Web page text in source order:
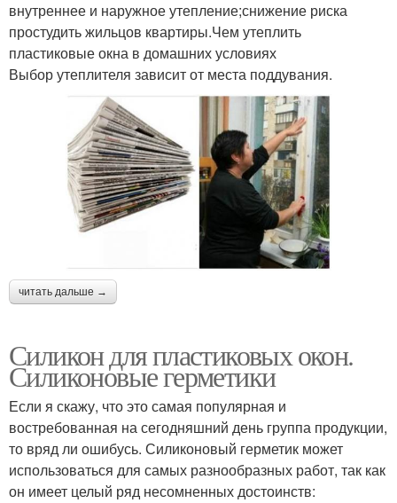
внутреннее и наружное утепление;снижение риска
простудить жильцов квартиры.Чем утеплить
пластиковые окна в домашних условиях
Выбор утеплителя зависит от места поддувания.
читать дальше →
Силикон для пластиковых окон.
Силиконовые герметики
Если я скажу, что это самая популярная и
востребованная на сегодняшний день группа продукции,
то вряд ли ошибусь. Силиконовый герметик может
использоваться для самых разнообразных работ, так как
он имеет целый ряд несомненных достоинств: